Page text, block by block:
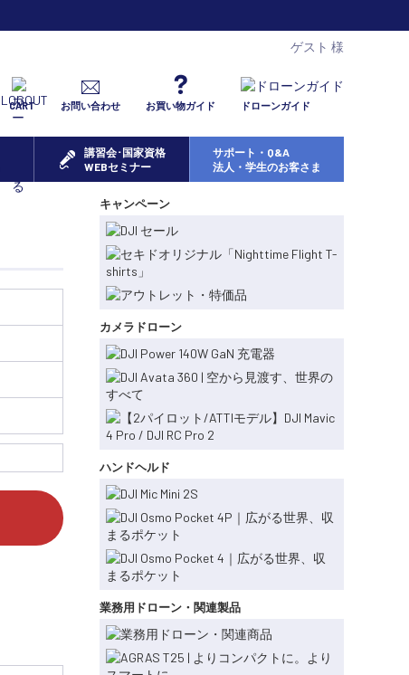
ゲスト 様
CART お問い合わせ お買い物ガイド ドローンガイド
講習会･国家資格
WEBセミナー
サポート・Q&A
法人・学生のお客さま
キャンペーン
カメラドローン
ハンドヘルド
業務用ドローン・関連製品